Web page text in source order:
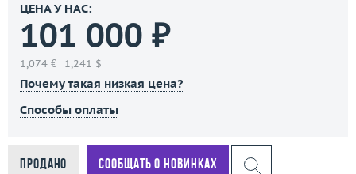
ЦЕНА У НАС:
101 000 ₽
1,074 € 1,241 $
Почему такая низкая цена?
Способы оплаты
Продано Сообщать о новинках